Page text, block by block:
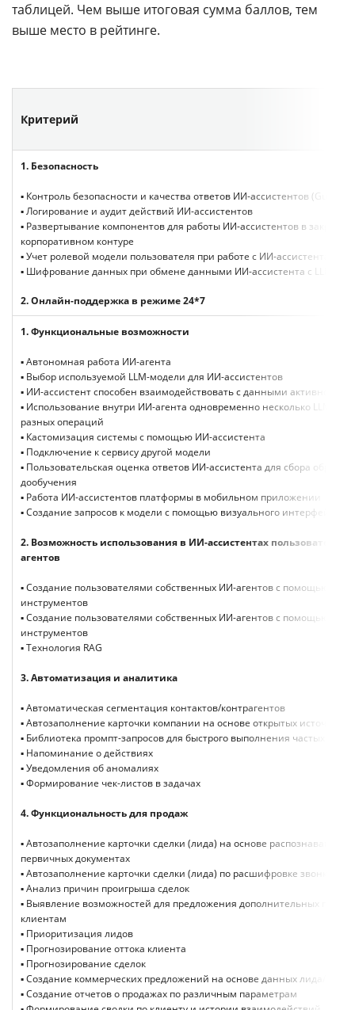
таблицей. Чем выше итоговая сумма баллов, тем
выше место в рейтинге.
Критерий
1. Безопасность
▪ Контроль безопасности и качества ответов ИИ-ассистентов
▪ Логирование и аудит действий ИИ-ассистентов
▪ Развертывание компонентов для работы ИИ-ассистентов в закрытом
корпоративном контуре
▪ Учет ролевой модели пользователя при работе с ИИ-ассистентами
▪ Шифрование данных при обмене данными ИИ-ассистента с LLM
2.Онлайн-поддержка в режиме 24*7
1.Функциональные возможности
▪ Автономная работа ИИ-агента
▪ Выбор используемой LLM-модели для ИИ-ассистентов
▪ ИИ-ассистент способен взаимодействовать с данными активной
▪ Использование внутри ИИ-агента одновременно несколько LLM-
разных операций
▪ Кастомизация системы с помощью ИИ-ассистента
▪ Подключение к сервису другой модели
▪ Пользовательская оценка ответов ИИ-ассистента для сбора
дообучения
▪ Работа ИИ-ассистентов платформы в мобильном приложении
▪ Создание запросов к модели с помощью визуального интерфейса
2. Возможность использования в ИИ-ассистентах
агентов
▪ Создание пользователями собственных ИИ-агентов с помощью low-
инструментов
▪ Создание пользователями собственных ИИ-агентов с помощью no-
инструментов
▪ Технология RAG
3.Автоматизация и аналитика
▪ Автоматическая сегментация контактов/контрагентов
▪ Автозаполнение карточки компании на основе открытых источников
▪ Библиотека промпт-запросов для быстрого выполнения частых задач
▪ Напоминание о действиях
▪ Уведомления об аномалиях
▪ Формирование чек-листов в задачах
4.Функциональность для продаж
▪ Автозаполнение карточки сделки (лида) на основе распознавания
первичных документах
▪ Автозаполнение карточки сделки (лида) по расшифровке звонка
▪ Анализ причин проигрыша сделок
▪ Выявление возможностей для предложения дополнительных
клиентам
▪ Приоритизация лидов
▪ Прогнозирование оттока клиента
▪ Прогнозирование сделок
▪ Создание коммерческих предложений на основе данных лида/
▪ Создание отчетов о продажах по различным параметрам